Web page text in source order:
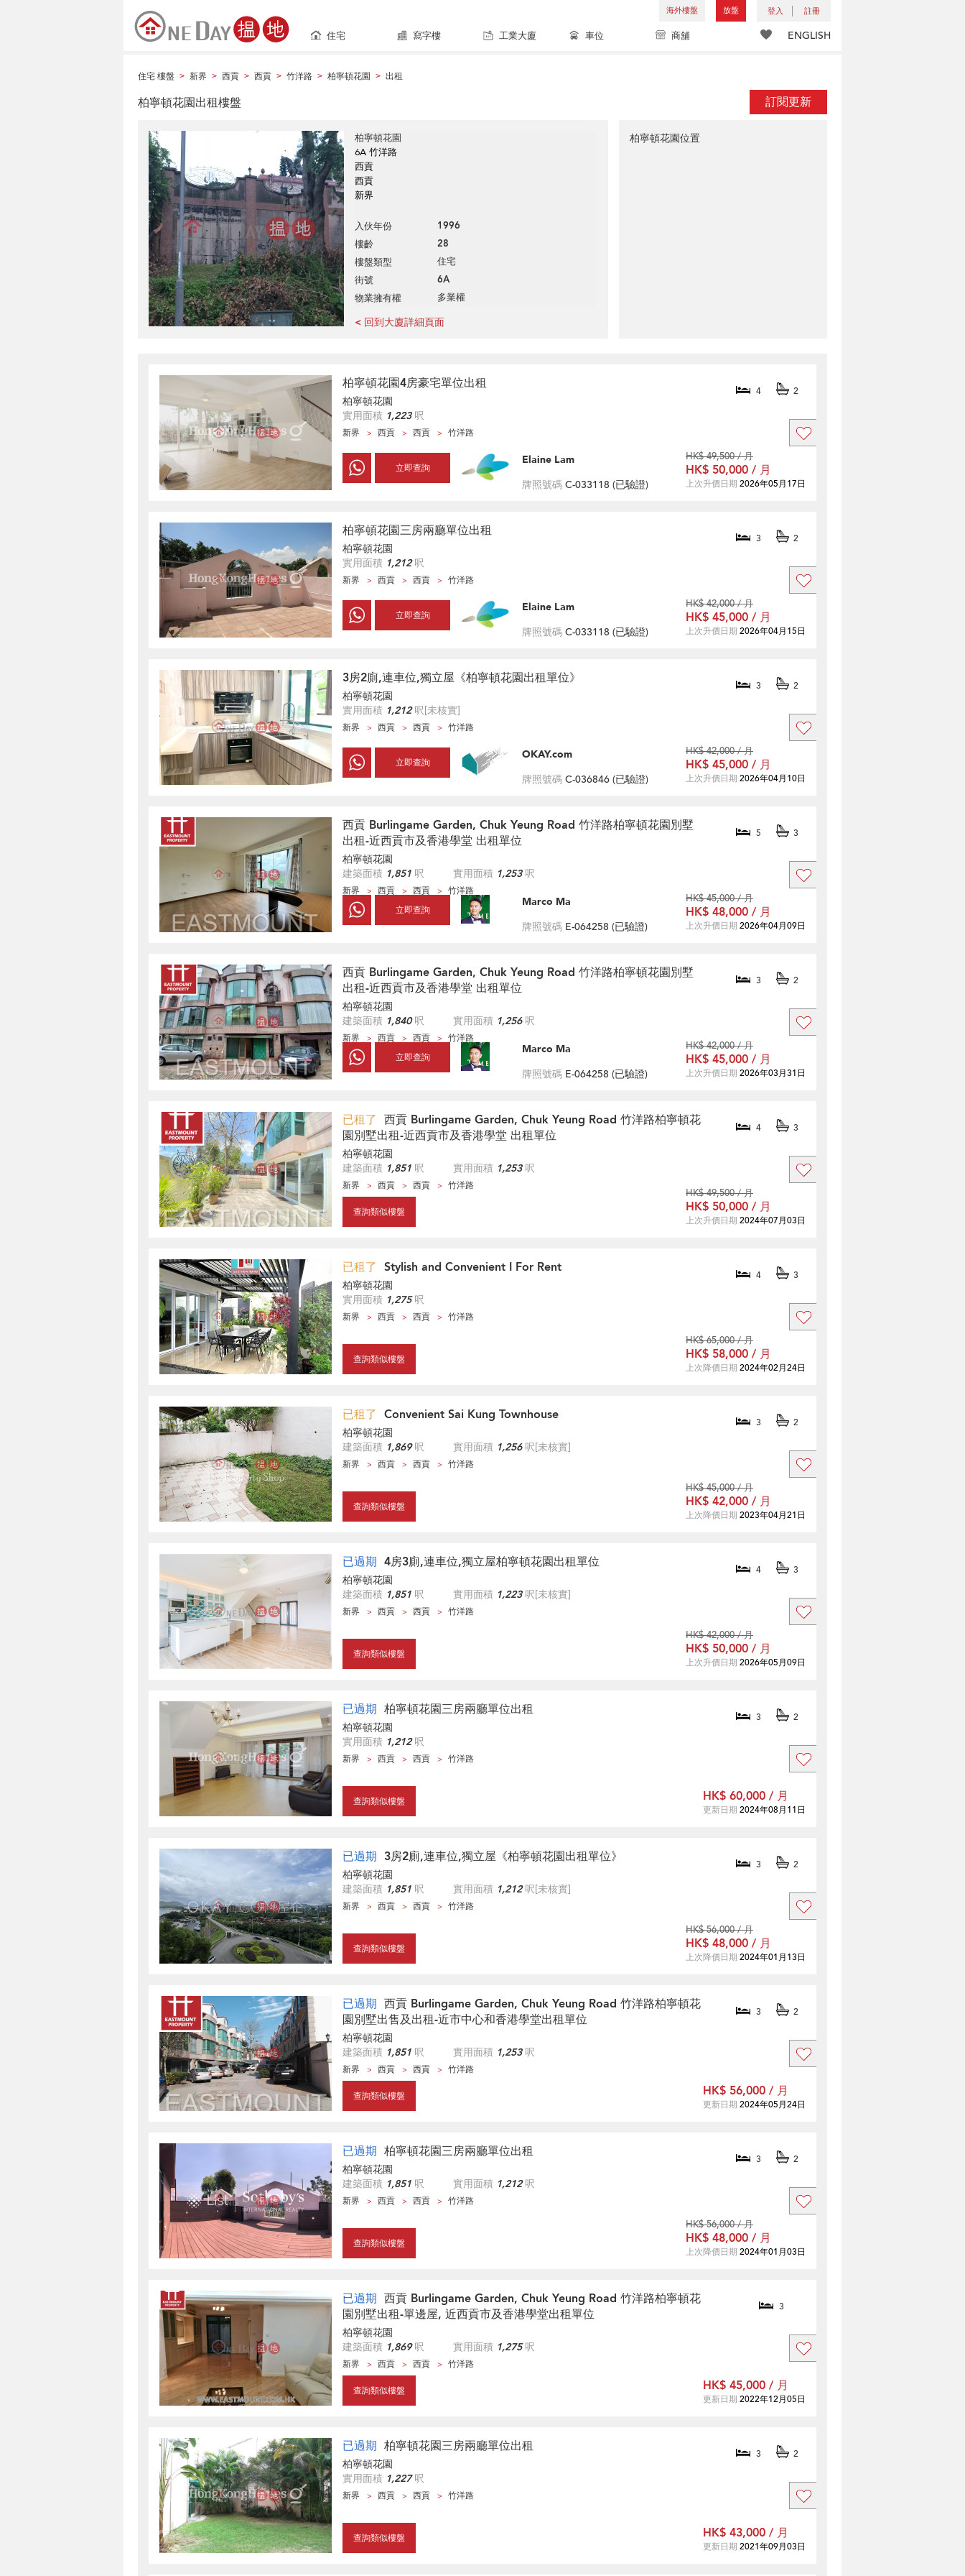
海外樓盤 放盤 登入 註冊
ENGLISH
住宅 寫字樓 工業大廈 車位 商舖
住宅 樓盤 > 新界 > 西貢 > 西貢 > 竹洋路 > 柏寧頓花園 > 出租
訂閱更新
柏寧頓花園出租樓盤
柏寧頓花園
6A 竹洋路
西貢
西貢
新界
入伙年份 1996
樓齡 28
樓盤類型 住宅
街號 6A
物業擁有權 多業權
< 回到大廈詳細頁面
柏寧頓花園位置
柏寧頓花園4房豪宅單位出租 4 2
柏寧頓花園
實用面積 1,223呎
新界 西貢 西貢 竹洋路
立即查詢
Elaine Lam
牌照號碼 C-033118 (已驗證)
HK$ 49,500 / 月
HK$ 50,000 / 月
上次升價日期 2026年05月17日
柏寧頓花園三房兩廳單位出租 3 2
柏寧頓花園
實用面積 1,212呎
新界 西貢 西貢 竹洋路
立即查詢
Elaine Lam
牌照號碼 C-033118 (已驗證)
HK$ 42,000 / 月
HK$ 45,000 / 月
上次升價日期 2026年04月15日
3房2廁,連車位,獨立屋《柏寧頓花園出租單位》 3 2
柏寧頓花園
實用面積 1,212呎[未核實]
新界 西貢 西貢 竹洋路
立即查詢
OKAY.com
牌照號碼 C-036846 (已驗證)
HK$ 42,000 / 月
HK$ 45,000 / 月
上次升價日期 2026年04月10日
西貢 Burlingame Garden, Chuk Yeung Road 竹洋路柏寧頓花園別墅
出租-近西貢市及香港學堂 出租單位
5 3
柏寧頓花園
建築面積 1,851 呎 實用面積 1,253呎
新界 西貢 西貢
竹洋路
立即查詢
Marco Ma
牌照號碼 E-064258 (已驗證)
HK$ 45,000 / 月
HK$ 48,000 / 月
上次升價日期 2026年04月09日
西貢 Burlingame Garden, Chuk Yeung Road 竹洋路柏寧頓花園別墅
出租-近西貢市及香港學堂 出租單位
3 2
柏寧頓花園
建築面積 1,840呎 實用面積 1,256呎
新界 西貢 西貢
竹洋路
立即查詢
Marco Ma
牌照號碼 E-064258 (已驗證)
HK$ 42,000 / 月
HK$ 45,000 / 月
上次升價日期 2026年03月31日
已租了 西貢 Burlingame Garden, Chuk Yeung Road 竹洋路柏寧頓花
園別墅出租-近西貢市及香港學堂 出租單位
4 3
柏寧頓花園
建築面積 1,851 呎 實用面積 1,253呎
新界 西貢 西貢 竹洋路
查詢類似樓盤
HK$ 49,500 / 月
HK$ 50,000 / 月
上次升價日期 2024年07月03日
已租了 Stylish and Convenient I For Rent 4 3
柏寧頓花園
實用面積 1,275呎
新界 西貢 西貢 竹洋路
查詢類似樓盤
HK$ 65,000 / 月
HK$ 58,000 / 月
上次降價日期 2024年02月24日
已租了 Convenient Sai Kung Townhouse 3 2
柏寧頓花園
建築面積 1,869呎 實用面積 1,256呎[未核實]
新界 西貢 西貢 竹洋路
查詢類似樓盤
HK$ 45,000 / 月
HK$ 42,000 / 月
上次降價日期 2023年04月21日
已過期 4房3廁,連車位,獨立屋柏寧頓花園出租單位 4 3
柏寧頓花園
建築面積 1,851 呎 實用面積 1,223呎[未核實]
新界 西貢 西貢 竹洋路
查詢類似樓盤
HK$ 42,000 / 月
HK$ 50,000 / 月
上次升價日期 2026年05月09日
已過期 柏寧頓花園三房兩廳單位出租 3 2
柏寧頓花園
實用面積 1,212呎
新界 西貢 西貢 竹洋路
查詢類似樓盤 HK$ 60,000 / 月
更新日期 2024年08月11日
已過期 3房2廁,連車位,獨立屋《柏寧頓花園出租單位》 3 2
柏寧頓花園
建築面積 1,851 呎 實用面積 1,212呎[未核實]
新界 西貢 西貢 竹洋路
查詢類似樓盤
HK$ 56,000 / 月
HK$ 48,000 / 月
上次降價日期 2024年01月13日
已過期 西貢 Burlingame Garden, Chuk Yeung Road 竹洋路柏寧頓花
園別墅出售及出租-近市中心和香港學堂出租單位
3 2
柏寧頓花園
建築面積 1,851 呎 實用面積 1,253呎
新界 西貢 西貢 竹洋路
查詢類似樓盤 HK$ 56,000 / 月
更新日期 2024年05月24日
已過期 柏寧頓花園三房兩廳單位出租 3 2
柏寧頓花園
建築面積 1,851 呎 實用面積 1,212呎
新界 西貢 西貢 竹洋路
查詢類似樓盤
HK$ 56,000 / 月
HK$ 48,000 / 月
上次降價日期 2024年01月03日
已過期 西貢 Burlingame Garden, Chuk Yeung Road 竹洋路柏寧頓花
園別墅出租-單邊屋, 近西貢市及香港學堂出租單位
3
柏寧頓花園
建築面積 1,869呎 實用面積 1,275呎
新界 西貢 西貢 竹洋路
查詢類似樓盤 HK$ 45,000 / 月
更新日期 2022年12月05日
已過期 柏寧頓花園三房兩廳單位出租 3 2
柏寧頓花園
實用面積 1,227呎
新界 西貢 西貢 竹洋路
查詢類似樓盤 HK$ 43,000 / 月
更新日期 2021年09月03日